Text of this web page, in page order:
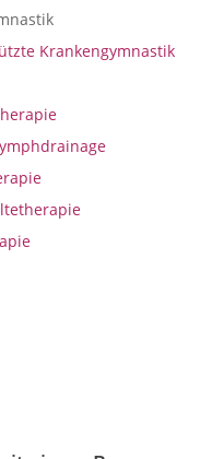
Krankengymnastik